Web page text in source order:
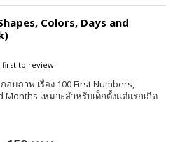
Colors, Days and
first to review
บภาพ เรื่อง 100 First Numbers,
Months เหมาะสำหรับเด็กตั้งแต่แรกเกิด